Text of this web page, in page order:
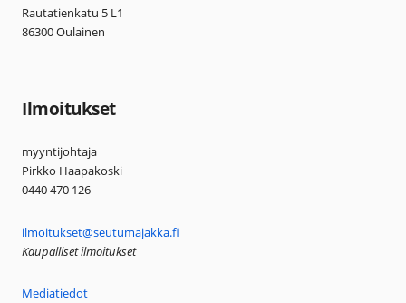
Rautatienkatu 5 L1
86300 Oulainen
Ilmoitukset
myyntijohtaja
Pirkko Haapakoski
0440 470 126
ilmoitukset@seutumajakka.fi
Kaupalliset ilmoitukset
Mediatiedot